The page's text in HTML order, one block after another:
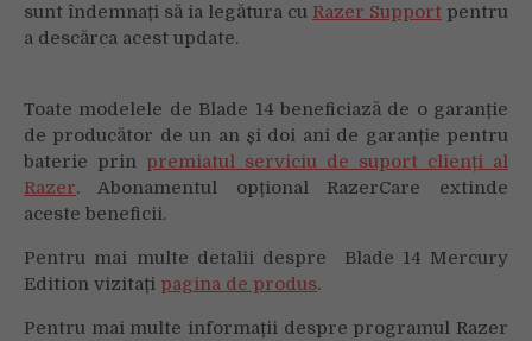
sunt îndemnați să ia legătura cu Razer Support pentru
a descărca acest update.
Toate modelele de Blade 14 beneficiază de o garanție
de producător de un an și doi ani de garanție pentru
baterie prin premiatul serviciu de suport clienți al
Razer. Abonamentul opțional RazerCare extinde
aceste beneficii.
Pentru mai multe detalii despre Blade 14 Mercury
Edition vizitați pagina de produs.
Pentru mai multe informații despre programul Razer